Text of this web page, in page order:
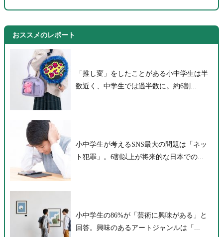
おススメのレポート
「推し変」をしたことがある小中学生は半
数近く、中学生では過半数に。約6割...
小中学生が考えるSNS最大の問題は「ネッ
ト犯罪」。6割以上が将来的な日本での...
小中学生の86%が「芸術に興味がある」と
回答。興味のあるアートジャンルは「...